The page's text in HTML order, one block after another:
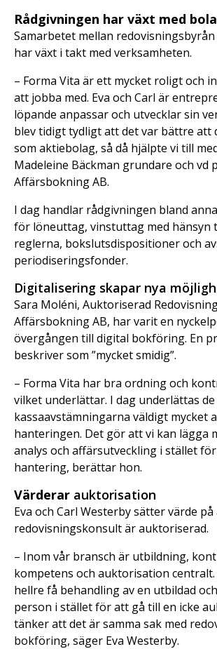
Rådgivningen har växt med
Samarbetet mellan
har växt i takt med verksamheten.
– Forma Vita är ett mycket roligt och
att jobba med. Eva och Carl är
löpande anpassar och utvecklar sin
blev tidigt tydligt att det var bättre att
som aktiebolag, så då hjälpte vi till
Madeleine Bäckman grundare och vd
Affärsbokning AB.
I dag handlar rådgivningen bland
för löneuttag, vinstuttag med hänsyn
reglerna, bokslutsdispositioner och
periodiseringsfonder.
Digitalisering skapar nya
Sara Moléni, Auktoriserad
Affärsbokning AB, har varit en
övergången till digital bokföring. En
beskriver som ”mycket smidig”.
– Forma Vita har bra ordning och
vilket underlättar. I dag underlättas
kassaavstämningarna väldigt mycket
hanteringen. Det gör att vi kan lägga
analys och affärsutveckling i stället
hantering, berättar hon.
Värderar auktorisation
Eva och Carl Westerby sätter värde
redovisningskonsult är auktoriserad.
– Inom vår bransch är utbildning,
kompetens och auktorisation
hellre få behandling av en utbildad
person i stället för att gå till en icke
tänker att det är samma sak med
bokföring, säger Eva Westerby.